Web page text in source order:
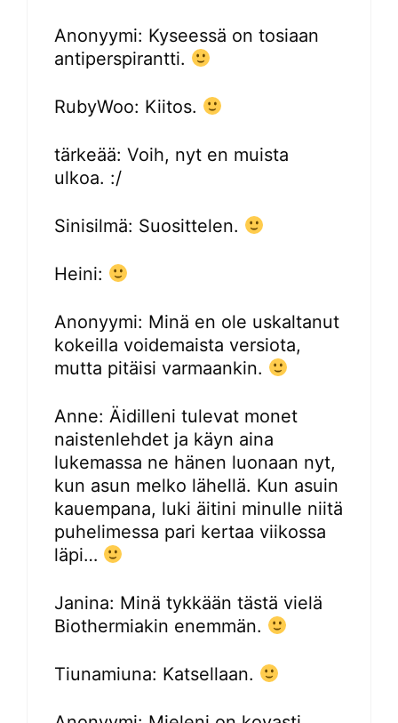
Anonyymi: Kyseessä on tosiaan
antiperspirantti.
RubyWoo: Kiitos.
tärkeää: Voih, nyt en muista
ulkoa. :/
Sinisilmä: Suosittelen.
Heini:
Anonyymi: Minä en ole uskaltanut
kokeilla voidemaista versiota,
mutta pitäisi varmaankin.
Anne: Äidilleni tulevat monet
naistenlehdet ja käyn aina
lukemassa ne hänen luonaan nyt,
kun asun melko lähellä. Kun asuin
kauempana, luki äitini minulle niitä
puhelimessa pari kertaa viikossa
läpi…
Janina: Minä tykkään tästä vielä
Biothermiakin enemmän.
Tiunamiuna: Katsellaan.